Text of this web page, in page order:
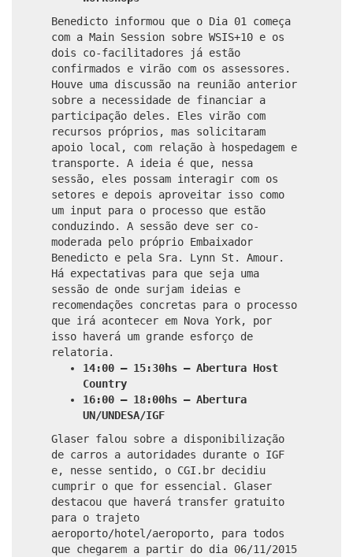
Benedicto informou que o Dia 01 começa
com a Main Session sobre WSIS+10 e os
dois co-facilitadores já estão
confirmados e virão com os assessores.
Houve uma discussão na reunião anterior
sobre a necessidade de financiar a
participação deles. Eles virão com
recursos próprios, mas solicitaram
apoio local, com relação à hospedagem e
transporte. A ideia é que, nessa
sessão, eles possam interagir com os
setores e depois aproveitar isso como
um input para o processo que estão
conduzindo. A sessão deve ser co-
moderada pelo próprio Embaixador
Benedicto e pela Sra. Lynn St. Amour.
Há expectativas para que seja uma
sessão de onde surjam ideias e
recomendações concretas para o processo
que irá acontecer em Nova York, por
isso haverá um grande esforço de
relatoria.
14:00 – 15:30hs – Abertura Host
Country
16:00 – 18:00hs – Abertura
UN/UNDESA/IGF
Glaser falou sobre a disponibilização
de carros a autoridades durante o IGF
e, nesse sentido, o CGI.br decidiu
cumprir o que for essencial. Glaser
destacou que haverá transfer gratuito
para o trajeto
aeroporto/hotel/aeroporto, para todos
que chegarem a partir do dia 06/11/2015